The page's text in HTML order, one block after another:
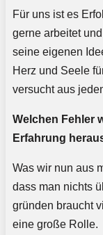
Für uns ist es
gerne arbeitet
seine eigenen
Herz und Seele
versucht aus
Welchen Fehler
Erfahrung
Was wir nun aus
dass man nichts
gründen braucht
eine große Rolle.